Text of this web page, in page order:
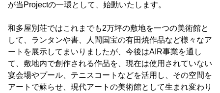
が当Projectの一環として、始動いたします。
和多屋別荘ではこれまでも2万坪の敷地を一つの美術館と
して、ランタンや書、人間国宝の有田焼作品など様々なア
ートを展示してまいりましたが、今後はAIR事業を通し
て、敷地内で創作される作品を、現在は使用されていない
宴会場やプール、テニスコートなどを活用し、その空間を
アートで蘇らせ、現代アートの美術館として生まれ変わり